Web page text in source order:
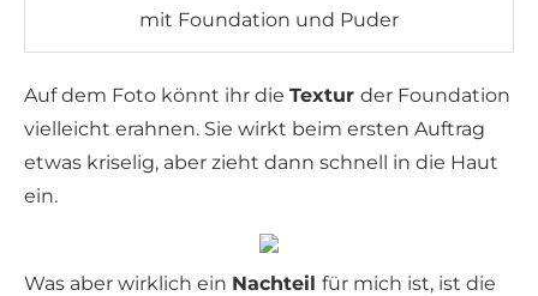
mit Foundation und Puder
Auf dem Foto könnt ihr die Textur der Foundation
vielleicht erahnen. Sie wirkt beim ersten Auftrag
etwas kriselig, aber zieht dann schnell in die Haut
ein.
Was aber wirklich ein Nachteil für mich ist, ist die